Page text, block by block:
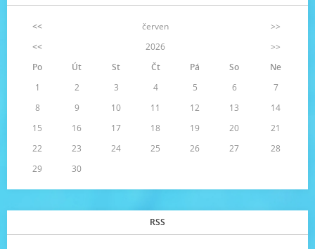
<< červen
>>
<<
2026
>>
Po
Út St Čt Pá So
Ne
1
2 3 4 5 6
7
8
9 10 11 12 13
14
15
16 17 18 19 20
21
22
23 24 25 26 27
28
29
30
RSS